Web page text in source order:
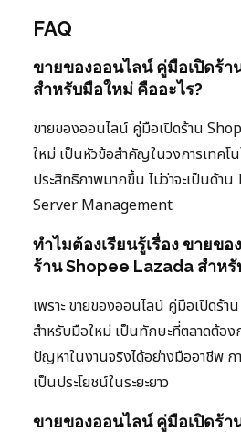
FAQ
ขายของออนไลน์ คู่มือเปิดร้
สำหรับมือใหม่ คืออะไร?
ขายของออนไลน์ คู่มือเปิดร้าน
ใหม่ เป็นหัวข้อสำคัญในวงการเทคโ
ประสิทธิภาพมากขึ้น ไม่ว่าจะเป็นด้า
Server Management
ทำไมต้องเรียนรู้เรื่อง ขายข
ร้าน Shopee Lazada สำหรั
เพราะ ขายของออนไลน์ คู่มือเปิดร้
สำหรับมือใหม่ เป็นทักษะที่ตลาดต้อ
ปัญหาในงานจริงได้อย่างมืออาชีพ ก
เป็นประโยชน์ในระยะยาว
ขายของออนไลน์ คู่มือเปิดร้